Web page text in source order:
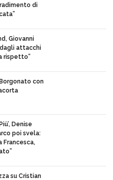
di
Giovanni
attacchi
rispetto”
con
Denise
poi svela:
Francesca,
su Cristian